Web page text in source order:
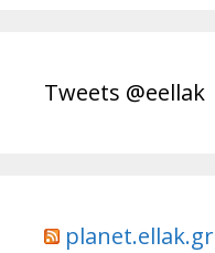
Tweets @eellak
planet.ellak.gr